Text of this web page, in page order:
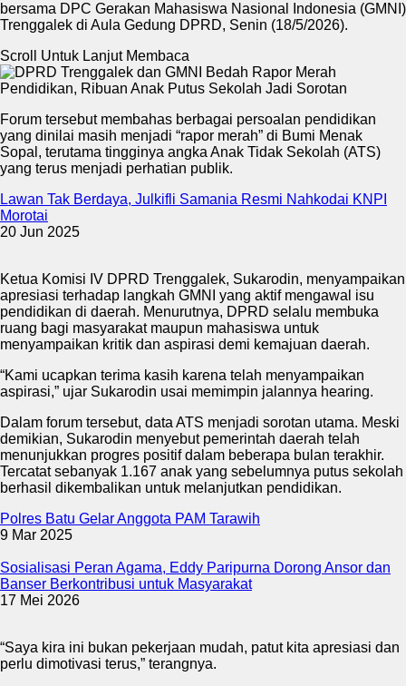
bersama DPC Gerakan Mahasiswa Nasional Indonesia (GMNI)
Trenggalek di Aula Gedung DPRD, Senin (18/5/2026).
Scroll Untuk Lanjut Membaca
Forum tersebut membahas berbagai persoalan pendidikan
yang dinilai masih menjadi “rapor merah” di Bumi Menak
Sopal, terutama tingginya angka Anak Tidak Sekolah (ATS)
yang terus menjadi perhatian publik.
Lawan Tak Berdaya, Julkifli Samania Resmi Nahkodai KNPI
Morotai
20 Jun 2025
Ketua Komisi IV DPRD Trenggalek, Sukarodin, menyampaikan
apresiasi terhadap langkah GMNI yang aktif mengawal isu
pendidikan di daerah. Menurutnya, DPRD selalu membuka
ruang bagi masyarakat maupun mahasiswa untuk
menyampaikan kritik dan aspirasi demi kemajuan daerah.
“Kami ucapkan terima kasih karena telah menyampaikan
aspirasi,” ujar Sukarodin usai memimpin jalannya hearing.
Dalam forum tersebut, data ATS menjadi sorotan utama. Meski
demikian, Sukarodin menyebut pemerintah daerah telah
menunjukkan progres positif dalam beberapa bulan terakhir.
Tercatat sebanyak 1.167 anak yang sebelumnya putus sekolah
berhasil dikembalikan untuk melanjutkan pendidikan.
Polres Batu Gelar Anggota PAM Tarawih
9 Mar 2025
Sosialisasi Peran Agama, Eddy Paripurna Dorong Ansor dan
Banser Berkontribusi untuk Masyarakat
17 Mei 2026
“Saya kira ini bukan pekerjaan mudah, patut kita apresiasi dan
perlu dimotivasi terus,” terangnya.